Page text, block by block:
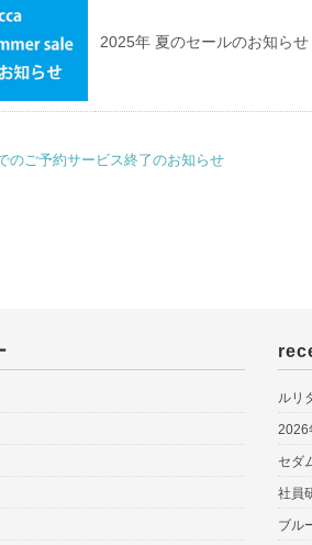
2025年 夏のセールのお知らせ
のご予約サービス終了のお知らせ
ルリ
2026
セダ
社員
ブル